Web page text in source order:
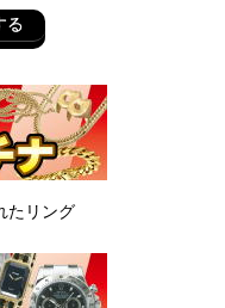
る
たリング